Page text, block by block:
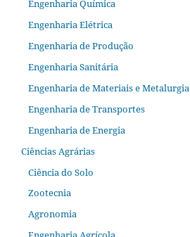
Engenharia Química
Engenharia Elétrica
Engenharia de Produção
Engenharia Sanitária
Engenharia de Materiais e Metalurgia
Engenharia de Transportes
Engenharia de Energia
Ciências Agrárias
Ciência do Solo
Zootecnia
Agronomia